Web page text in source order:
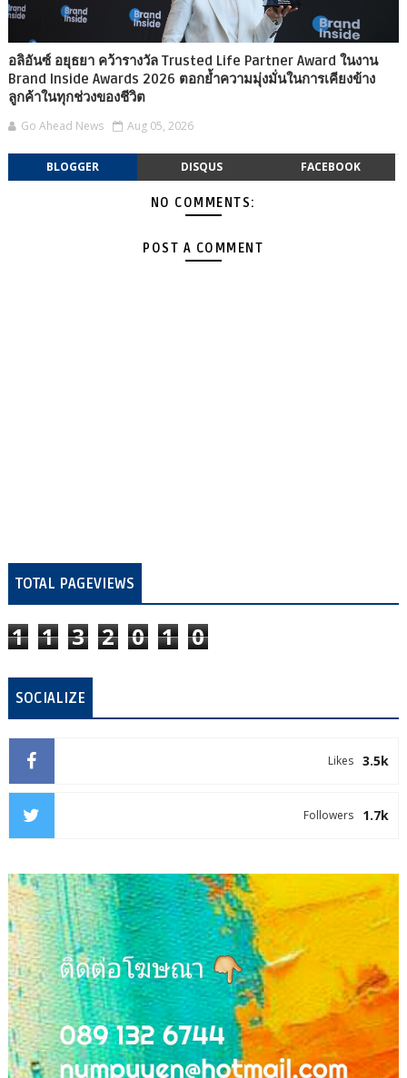
อลิอันซ์ อยุธยา คว้ารางวัล Trusted Life Partner Award ในงาน
Brand Inside Awards 2026 ตอกย้ำความมุ่งมั่นในการเคียงข้าง
ลูกค้าในทุกช่วงของชีวิต
Go Ahead News Aug 05, 2026
BLOGGER DISQUS FACEBOOK
NO COMMENTS:
POST A COMMENT
TOTAL PAGEVIEWS
1 1 3 2 0 1 0
SOCIALIZE
3.5k
Likes
1.7k
Followers